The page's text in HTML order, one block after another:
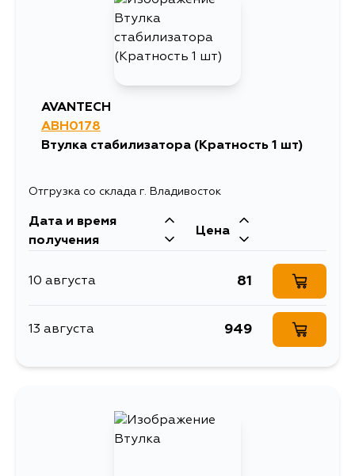
AVANTECH
ABH0178
Втулка стабилизатора (Кратность 1 шт)
Отгрузка со склада г. Владивосток
Дата и время
получения
Цена
10 августа 81
13 августа 949